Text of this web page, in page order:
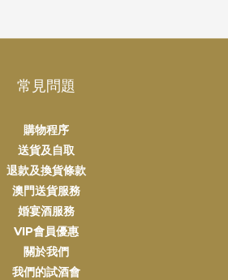
常見問題
購物程序
送貨及自取
退款及換貨條款
澳門送貨服務
婚宴酒服務
VIP會員優惠
關於我們
我們的試酒會